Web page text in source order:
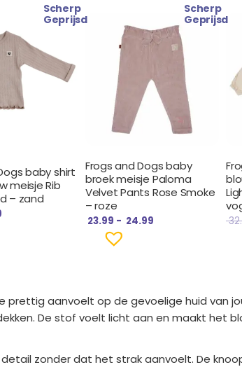
Scherp
Geprijsd
baby shirt
meisje Rib
– zand
prijs
is:
€ 21.99.
Scherp
Geprijsd
Frogs and Dogs baby
broek meisje Paloma
Velvet Pants Rose Smoke
– roze
23.99 - 24.99
Prijsklasse:
€ 23.99
tot
€ 24.99
prettig aanvoelt op de gevoelige huid van
De stof voelt licht aan en maakt het
zonder dat het strak aanvoelt. De